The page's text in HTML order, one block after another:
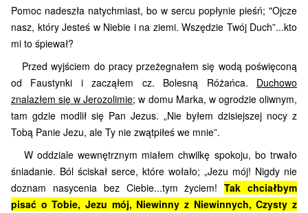
Pomoc nadeszła natychmiast, bo w sercu popłynie pieśń; "Ojcze
nasz, który Jesteś w Niebie i na ziemi. Wszędzie Twój Duch”...kto
mi to śpiewał?
Przed wyjściem do pracy przeżegnałem się wodą poświęconą
od Faustynki i zacząłem cz. Bolesną Różańca. Duchowo
znalazłem się w Jerozolimie; w domu Marka, w ogrodzie oliwnym,
tam gdzie modlił się Pan Jezus. „Nie byłem dzisiejszej nocy z
Tobą Panie Jezu, ale Ty nie zwątpiłeś we mnie”.
W oddziale wewnętrznym miałem chwilkę spokoju, bo trwało
śniadanie. Ból ściskał serce, które wołało; „Jezu mój! Nigdy nie
doznam nasycenia bez Ciebie...tym życiem!Tak chciałbym
pisać o Tobie, Jezu mój, Niewinny z Niewinnych, Czysty z